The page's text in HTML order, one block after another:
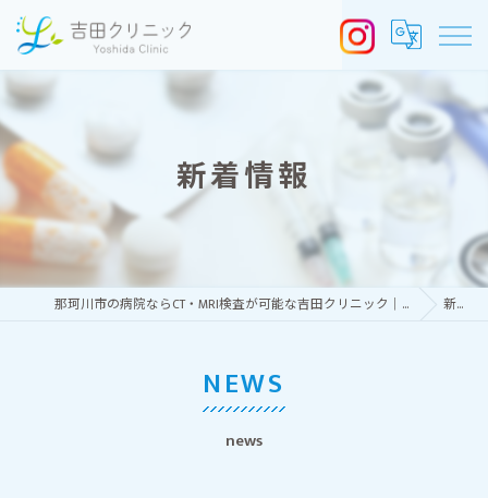
新着情報
那珂川市の病院ならCT・MRI検査が可能な吉田クリニック｜放射線科・内科｜春日市・大野城市・福岡市・太宰府市・筑紫野市からの受診も 新着情報
NEWS
news